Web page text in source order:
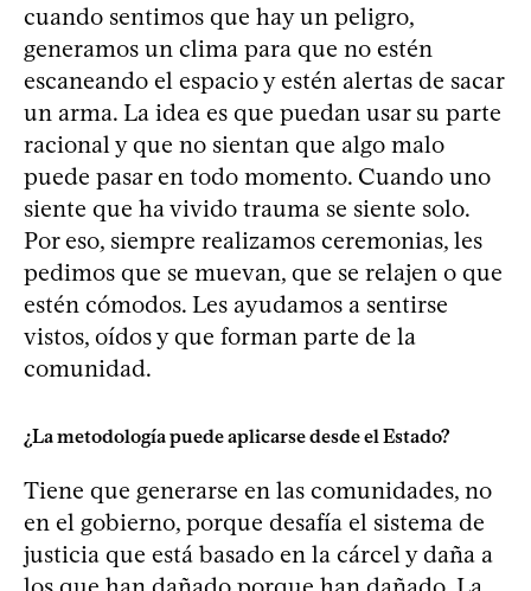
cuando sentimos que hay un peligro,
generamos un clima para que no estén
escaneando el espacio y estén alertas de sacar
un arma. La idea es que puedan usar su parte
racional y que no sientan que algo malo
puede pasar en todo momento. Cuando uno
siente que ha vivido trauma se siente solo.
Por eso, siempre realizamos ceremonias, les
pedimos que se muevan, que se relajen o que
estén cómodos. Les ayudamos a sentirse
vistos, oídos y que forman parte de la
comunidad.
¿La metodología puede aplicarse desde el Estado?
Tiene que generarse en las comunidades, no
en el gobierno, porque desafía el sistema de
justicia que está basado en la cárcel y daña a